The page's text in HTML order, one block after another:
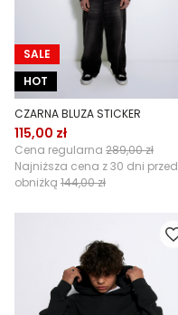
SALE
HOT
CZARNA BLUZA STICKER
115,00 zł
Cena regularna 289,00 zł
Najniższa cena z 30 dni przed
obniżką 144,00 zł